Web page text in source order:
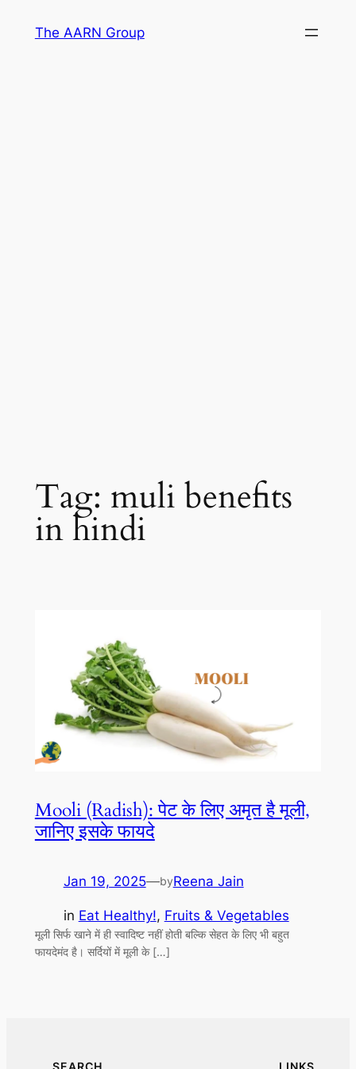
The AARN Group
Tag: muli benefits
in hindi
Mooli (Radish): पेट के लिए अमृत है मूली,
जानिए इसके फायदे
Jan 19, 2025—byReena Jain
in Eat Healthy!, Fruits & Vegetables
मूली सिर्फ खाने में ही स्‍वादिष्‍ट नहीं होती बल्कि सेहत के लिए भी बहुत
फायदेमंद है। सर्दियों में मूली के […]
SEARCH LINKS